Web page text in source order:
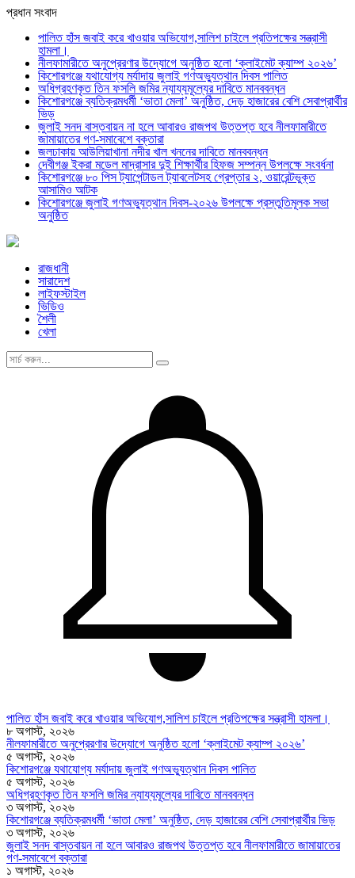
প্রধান সংবাদ
পালিত হাঁস জবাই করে খাওয়ার অভিযোগ,সালিশ চাইলে প্রতিপক্ষের সন্ত্রাসী
হামলা।
নীলফামারীতে অনুপ্রেরণার উদ্যোগে অনুষ্ঠিত হলো ‘ক্লাইমেট ক্যাম্প ২০২৬’
কিশোরগঞ্জে যথাযোগ্য মর্যাদায় জুলাই গণঅভ্যুত্থান দিবস পালিত
অধিগ্রহণকৃত তিন ফসলি জমির ন্যায্যমূল্যের দাবিতে মানববন্ধন
কিশোরগঞ্জে ব্যতিক্রমধর্মী ‘ভাতা মেলা’ অনুষ্ঠিত, দেড় হাজারের বেশি সেবাপ্রার্থীর
ভিড়
জুলাই সনদ বাস্তবায়ন না হলে আবারও রাজপথ উত্তপ্ত হবে নীলফামারীতে
জামায়াতের গণ-সমাবেশে বক্তারা
জলঢাকায় আউলিয়াখানা নদীর খাল খননের দাবিতে মানববন্ধন
দেবীগঞ্জ ইকরা মডেল মাদ্রাসার দুই শিক্ষার্থীর হিফজ সম্পন্ন উপলক্ষে সংবর্ধনা
কিশোরগঞ্জে ৮০ পিস ট্যাপেন্টাডল ট্যাবলেটসহ গ্রেপ্তার ২, ওয়ারেন্টভুক্ত
আসামিও আটক
কিশোরগঞ্জে জুলাই গণঅভ্যুত্থান দিবস-২০২৬ উপলক্ষে প্রস্তুতিমূলক সভা
অনুষ্ঠিত
রাজধানী
সারাদেশ
লাইফস্টাইল
ভিডিও
শৈলী
খেলা
পালিত হাঁস জবাই করে খাওয়ার অভিযোগ,সালিশ চাইলে প্রতিপক্ষের সন্ত্রাসী হামলা।
৮ অগাস্ট, ২০২৬
নীলফামারীতে অনুপ্রেরণার উদ্যোগে অনুষ্ঠিত হলো ‘ক্লাইমেট ক্যাম্প ২০২৬’
৫ অগাস্ট, ২০২৬
কিশোরগঞ্জে যথাযোগ্য মর্যাদায় জুলাই গণঅভ্যুত্থান দিবস পালিত
৫ অগাস্ট, ২০২৬
অধিগ্রহণকৃত তিন ফসলি জমির ন্যায্যমূল্যের দাবিতে মানববন্ধন
৩ অগাস্ট, ২০২৬
কিশোরগঞ্জে ব্যতিক্রমধর্মী ‘ভাতা মেলা’ অনুষ্ঠিত, দেড় হাজারের বেশি সেবাপ্রার্থীর ভিড়
৩ অগাস্ট, ২০২৬
জুলাই সনদ বাস্তবায়ন না হলে আবারও রাজপথ উত্তপ্ত হবে নীলফামারীতে জামায়াতের
গণ-সমাবেশে বক্তারা
১ অগাস্ট, ২০২৬